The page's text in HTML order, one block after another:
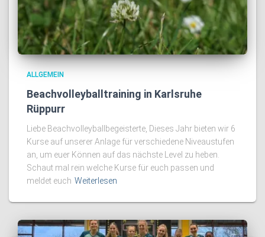
ALLGEMEIN
Beachvolleyballtraining in Karlsruhe
Rüppurr
Liebe Beachvolleyballbegeisterte, Dieses Jahr bieten wir 6
Kurse auf unserer Anlage für verschiedene Niveaustufen
an, um euer Können auf das nächste Level zu heben.
Schaut mal rein welche Kurse für euch passen und
meldet euch Weiterlesen